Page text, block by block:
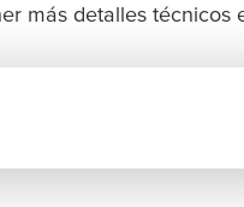
más detalles técnicos